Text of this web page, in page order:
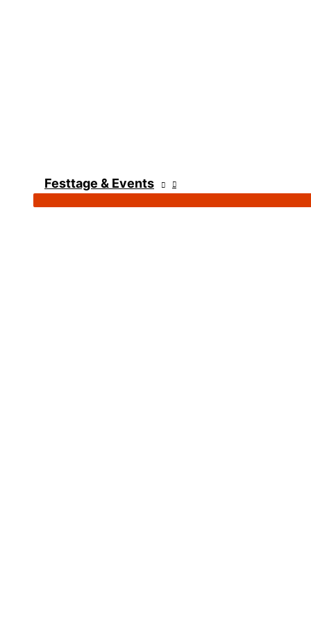
Festtage & Events